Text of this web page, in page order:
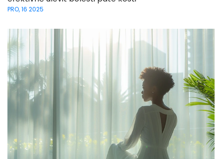
PRO, 16 2025